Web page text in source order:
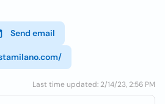
Send email
Last time updated: 2/14/23, 2:56 PM